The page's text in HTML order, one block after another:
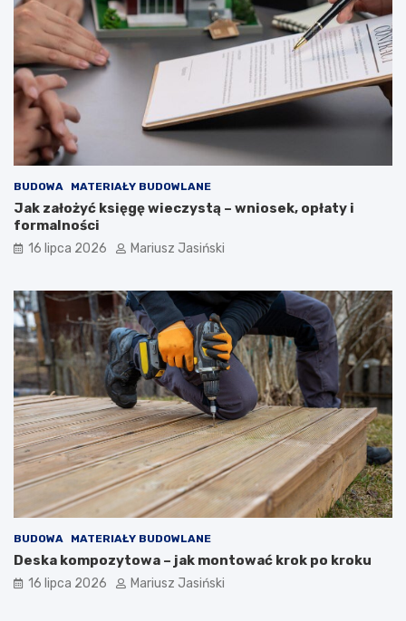
BUDOWA MATERIAŁY BUDOWLANE
Jak założyć księgę wieczystą – wniosek, opłaty i
formalności
16 lipca 2026 Mariusz Jasiński
BUDOWA MATERIAŁY BUDOWLANE
Deska kompozytowa – jak montować krok po kroku
16 lipca 2026 Mariusz Jasiński